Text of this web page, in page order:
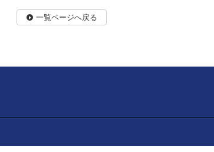
一覧ページへ戻る